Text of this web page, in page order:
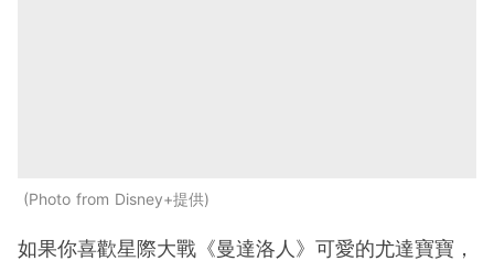
Photo from Disney+提供
如果你喜歡星際大戰《曼達洛人》可愛的尤達寶寶，